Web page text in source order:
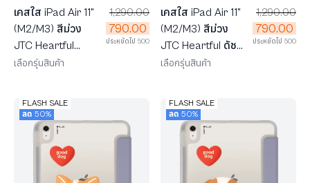
เคสใส iPad Air 11"
(M2/M3) สีม่วง
JTC Heartful
โกลเด้นลาบราดอร์
1,290.00
790.00
ประหยัดไป 500
เลือกรุ่นสินค้า
เคสใส iPad Air 11"
(M2/M3) สีม่วง
JTC Heartful ดัช
ชุน
1,290.00
790.00
ประหยัดไป 500
เลือกรุ่นสินค้า
FLASH SALE
ลด 50%
FLASH SALE
ลด 50%